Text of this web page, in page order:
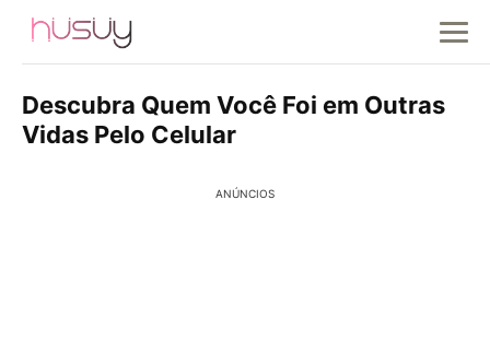
Descubra Quem Você Foi em Outras
Vidas Pelo Celular
ANÚNCIOS